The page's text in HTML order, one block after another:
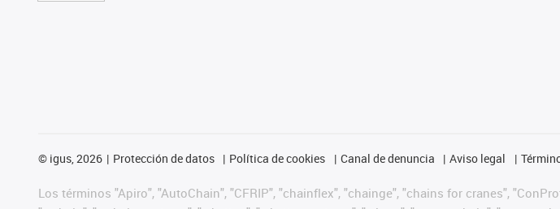
© igus, 2026 Protección de datos Política de cookies Canal de denuncia Aviso legal
Los términos "Apiro", "AutoChain", "CFRIP", "chainflex", "chainge", "chains for cranes",